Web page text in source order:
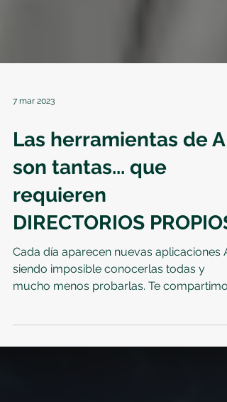
7 mar 2023
Las herramientas de AI
son tantas... que
requieren
DIRECTORIOS PROPIOS
Cada día aparecen nuevas aplicaciones AI
mucho menos probarlas. Te compartimos